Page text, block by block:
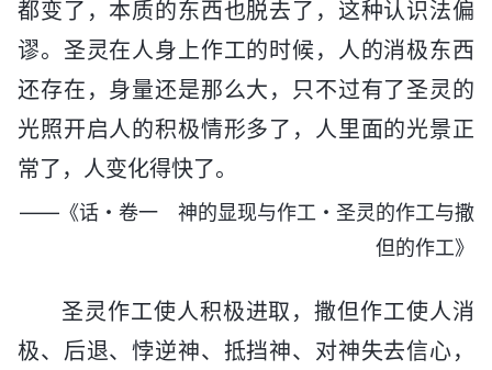
都变了，本质的东西也脱去了，这种认识法偏
谬。圣灵在人身上作工的时候，人的消极东西
还存在，身量还是那么大，只不过有了圣灵的
光照开启人的积极情形多了，人里面的光景正
常了，人变化得快了。
——《话・卷一 神的显现与作工・圣灵的作工与撒
但的作工》
圣灵作工使人积极进取，撒但作工使人消
极、后退、悖逆神、抵挡神、对神失去信心，